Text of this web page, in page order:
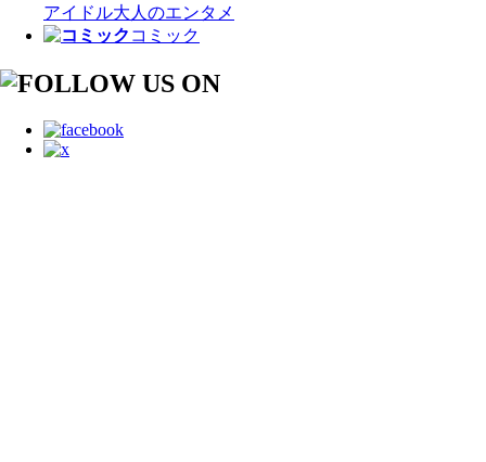
アイドル大人のエンタメ
コミック